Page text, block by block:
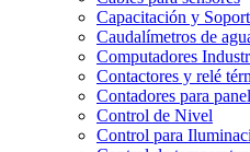
Capacitación y
Caudalímetros de
Computadores
Contactores y relé
Contadores para panel
Control de Nivel
Control para